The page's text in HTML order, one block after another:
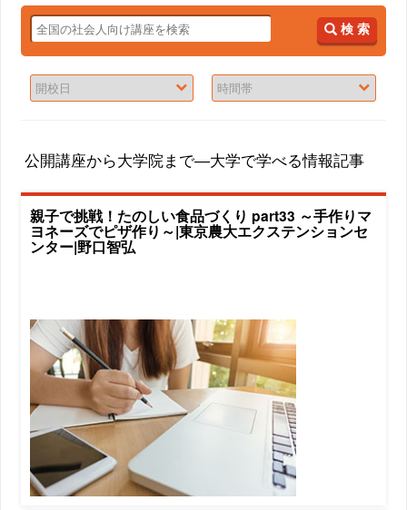
検 索
公開講座から大学院まで―大学で学べる情報記事
親子で挑戦！たのしい食品づくり part33 ～手作りマ
ヨネーズでピザ作り～|東京農大エクステンションセ
ンター|野口智弘